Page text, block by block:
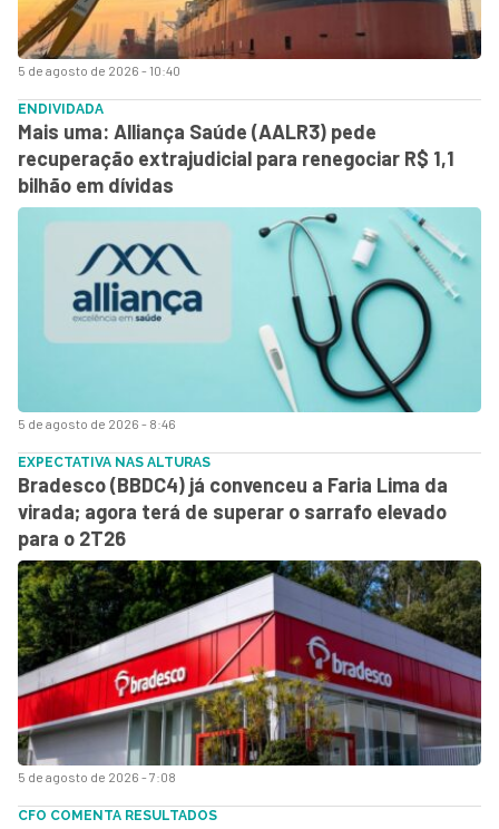
5 de agosto de 2026 - 10:40
5 de agosto de 2026 - 8:46
ENDIVIDADA
Mais uma: Alliança Saúde (AALR3) pede
recuperação extrajudicial para renegociar R$ 1,1
bilhão em dívidas
5 de agosto de 2026 - 7:08
EXPECTATIVA NAS ALTURAS
Bradesco (BBDC4) já convenceu a Faria Lima da
virada; agora terá de superar o sarrafo elevado
para o 2T26
CFO COMENTA RESULTADOS